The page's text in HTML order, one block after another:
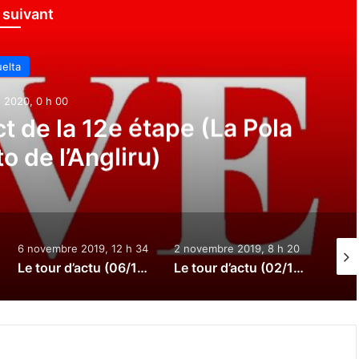
suivant
2020, 0 h 00
de la 12e étape (La Pola
de l’Angliru)
6 novembre 2019, 12 h 34
Le tour d’actu (06/11/2019) : Greipel chez Israel Cycling Academy, le parcours de Bessèges, Mathieu van der Poel sur la Vuelta ?…
2 novembre 2019, 8 h 20
Le tour d’actu (02/11/2019) : Koppenbergcross, le maillot Trek-Segafredo, pas de Vuelta dans le Yorkshire pour le moment, Hernando Bohórquez prolongé…